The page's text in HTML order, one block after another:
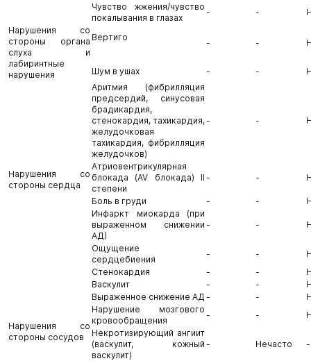
Чувство жжения/чувство
покалывания в глазах
- -
Нарушения со
стороны органа
слуха и
лабиринтные
нарушения
Вертиго
- -
Шум в ушах - -
Нарушения со
стороны сердца
Аритмия (фибрилляция
предсердий, синусовая
брадикардия,
стенокардия, тахикардия,
желудочковая
тахикардия, фибрилляция
желудочков)
- -
Атриовентрикулярная
блокада (AV блокада) II
степени
- -
Боль в груди - -
Инфаркт миокарда (при
выраженном снижении
АД)
- -
Ощущение
сердцебиения
- -
Стенокардия
- -
Нарушения со
стороны сосудов
Васкулит - -
Выраженное снижение АД - -
Нарушение мозгового
кровообращения
- -
Некротизирующий ангиит
(васкулит, кожный
васкулит)
- Нечасто -